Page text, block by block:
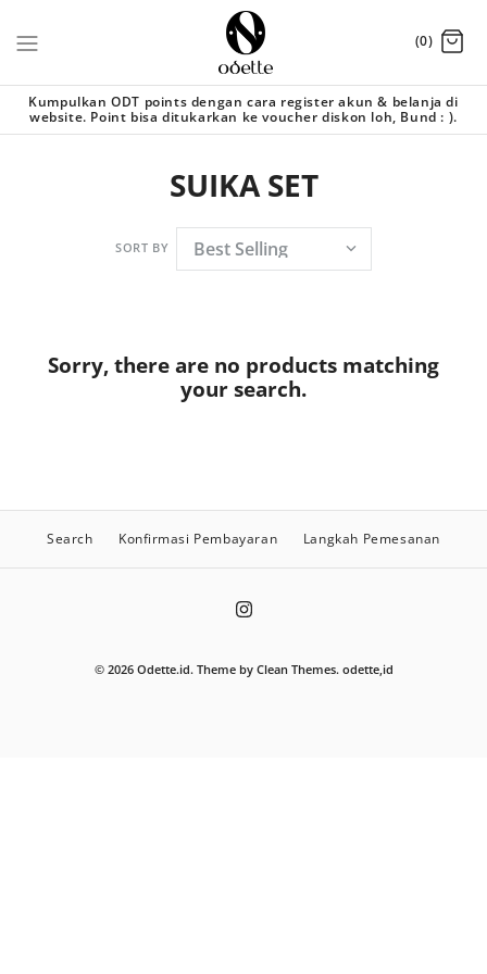
(0)
Kumpulkan ODT points dengan cara register akun & belanja di
website. Point bisa ditukarkan ke voucher diskon loh, Bund : ).
SUIKA SET
SORT BY
Sorry, there are no products matching
your search.
Search Konfirmasi Pembayaran Langkah Pemesanan
© 2026 Odette.id. Theme by Clean Themes. odette,id